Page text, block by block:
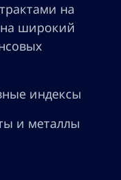
на
широкий
индексы
и металлы